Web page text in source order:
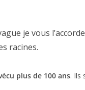
je vous l’accorde
racines.
plus de 100 ans. Ils